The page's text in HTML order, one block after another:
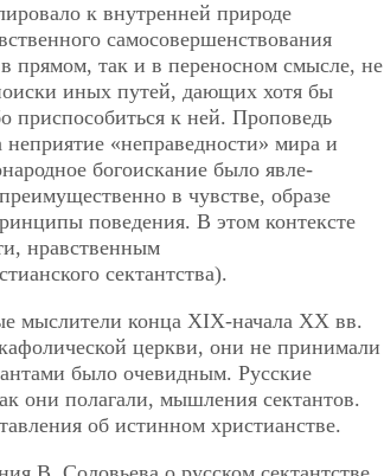
к внутренней природе
самосовершенствования
в прямом, так и в переносном смысле, не
иных путей, дающих хотя бы
приспособиться к ней. Проповедь
«неправедности» мира и
богоискание было явле-
в чувстве, образе
поведения. В этом контексте
нравственным
сектантства).
мыслители конца ХIХ-начала ХХ вв.
церкви, они не принимали
было очевидным. Русские
они полагали, мышления сектантов.
об истинном христианстве.